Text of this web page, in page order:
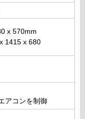
x 570mm
1415 x 680
アコンを制御